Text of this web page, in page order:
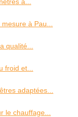
à Pau...
qualité...
froid et...
adaptées...
le chauffage...